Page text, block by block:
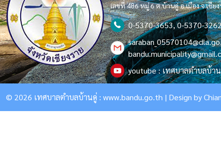
เลขที่ 486 หมู่ 6 ต.บ้านดู่ อ.เมือง จ.เชีย
0-5370-3653, 0-5370-
youtube : เทศบาลตำบลบ้า
© 2026 เทศบาลตำบลบ้านดู่ : www.bandu.go.th | Design by